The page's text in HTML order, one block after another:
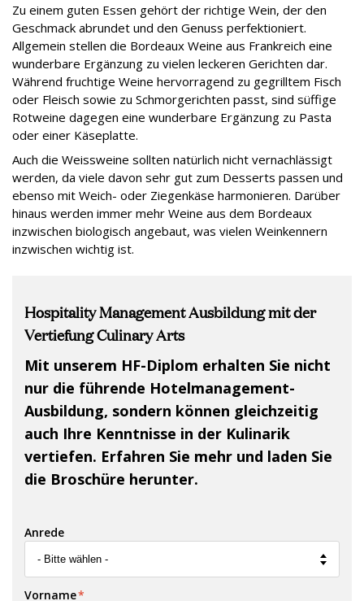
Zu einem guten Essen gehört der richtige Wein, der den
Geschmack abrundet und den Genuss perfektioniert.
Allgemein stellen die Bordeaux Weine aus Frankreich eine
wunderbare Ergänzung zu vielen leckeren Gerichten dar.
Während fruchtige Weine hervorragend zu gegrilltem Fisch
oder Fleisch sowie zu Schmorgerichten passt, sind süffige
Rotweine dagegen eine wunderbare Ergänzung zu Pasta
oder einer Käseplatte.
Auch die Weissweine sollten natürlich nicht vernachlässigt
werden, da viele davon sehr gut zum Desserts passen und
ebenso mit Weich- oder Ziegenkäse harmonieren. Darüber
hinaus werden immer mehr Weine aus dem Bordeaux
inzwischen biologisch angebaut, was vielen Weinkennern
inzwischen wichtig ist.
Hospitality Management Ausbildung mit der
Vertiefung Culinary Arts
Mit unserem HF-Diplom erhalten Sie nicht
nur die führende Hotelmanagement-
Ausbildung, sondern können gleichzeitig
auch Ihre Kenntnisse in der Kulinarik
vertiefen. Erfahren Sie mehr und laden Sie
die Broschüre herunter.
Anrede
Vorname*